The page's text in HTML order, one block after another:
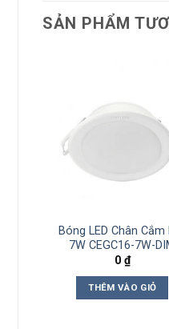
SẢN PHẨM
Bóng LED Chân Cắm
7W CEGC16-7W-
0 ₫
THÊM VÀO GIỎ